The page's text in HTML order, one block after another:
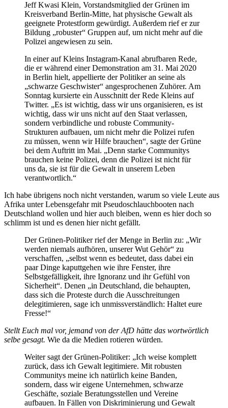
Jeff Kwasi Klein, Vorstandsmitglied der Grünen im
Kreisverband Berlin-Mitte, hat physische Gewalt als
geeignete Protestform gewürdigt. Außerdem rief er zur
Bildung „robuster“ Gruppen auf, um nicht mehr auf die
Polizei angewiesen zu sein.
In einer auf Kleins Instagram-Kanal abrufbaren Rede,
die er während einer Demonstration am 31. Mai 2020
in Berlin hielt, appellierte der Politiker an seine als
„schwarze Geschwister“ angesprochenen Zuhörer. Am
Sonntag kursierte ein Ausschnitt der Rede Kleins auf
Twitter. „Es ist wichtig, dass wir uns organisieren, es ist
wichtig, dass wir uns nicht auf den Staat verlassen,
sondern verbindliche und robuste Community-
Strukturen aufbauen, um nicht mehr die Polizei rufen
zu müssen, wenn wir Hilfe brauchen“, sagte der Grüne
bei dem Auftritt im Mai. „Denn starke Communitys
brauchen keine Polizei, denn die Polizei ist nicht für
uns da, sie ist für die Gewalt in unserem Leben
verantwortlich.“
Ich habe übrigens noch nicht verstanden, warum so viele Leute aus
Afrika unter Lebensgefahr mit Pseudoschlauchbooten nach
Deutschland wollen und hier auch bleiben, wenn es hier doch so
schlimm ist und es denen hier nicht gefällt.
Der Grünen-Politiker rief der Menge in Berlin zu: „Wir
werden niemals aufhören, unserer Wut Gehör“ zu
verschaffen, „selbst wenn es bedeutet, dass dabei ein
paar Dinge kaputtgehen wie ihre Fenster, ihre
Selbstgefälligkeit, ihre Ignoranz und ihr Gefühl von
Sicherheit“. Denen „in Deutschland, die behaupten,
dass sich die Proteste durch die Ausschreitungen
delegitimieren, sage ich unmissverständlich: Haltet eure
Fresse!“
Stellt Euch mal vor, jemand von der AfD hätte das wortwörtlich
selbe gesagt. Wie da die Medien rotieren würden.
Weiter sagt der Grünen-Politiker: „Ich weise komplett
zurück, dass ich Gewalt legitimiere. Mit robusten
Communitys meine ich natürlich keine Banden,
sondern, dass wir eigene Unternehmen, schwarze
Geschäfte, soziale Beratungsstellen und Vereine
aufbauen. In Fällen von Diskriminierung und Gewalt